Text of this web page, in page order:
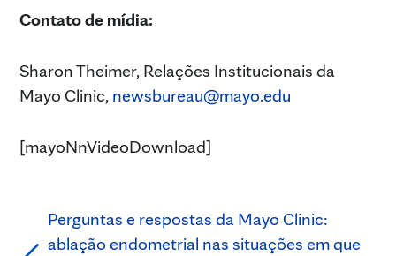
Contato de mídia:
Sharon Theimer, Relações Institucionais da
Mayo Clinic, newsbureau@mayo.edu
[mayoNnVideoDownload]
Perguntas e respostas da Mayo Clinic:
ablação endometrial nas situações em que